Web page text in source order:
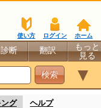
ホーム
ログイン
使い方
診断 翻訳
もっと
見る
▼
グ ヘルプ